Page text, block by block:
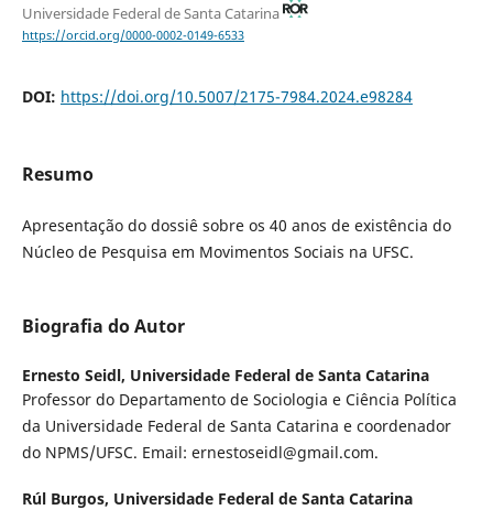
Universidade Federal de Santa Catarina
https://orcid.org/0000-0002-0149-6533
DOI: https://doi.org/10.5007/2175-7984.2024.e98284
Resumo
Apresentação do dossiê sobre os 40 anos de existência do
Núcleo de Pesquisa em Movimentos Sociais na UFSC.
Biografia do Autor
Ernesto Seidl, Universidade Federal de Santa Catarina
Professor do Departamento de Sociologia e Ciência Política
da Universidade Federal de Santa Catarina e coordenador
do NPMS/UFSC. Email: ernestoseidl@gmail.com.
Rúl Burgos, Universidade Federal de Santa Catarina